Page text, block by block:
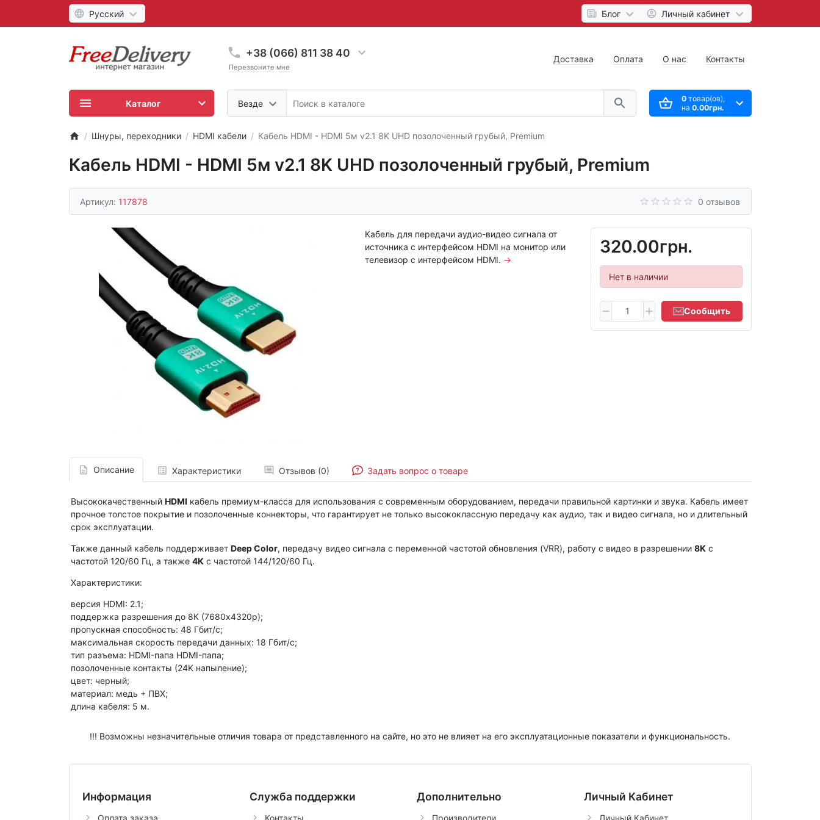
Русский Блог Личный кабинет
+38 (066) 811 38 40
Перезвоните мне
Везде
Доставка Оплата О нас Контакты
0товар(ов),
на 0.00грн.
Каталог
Шнуры, переходники HDMI кабели Кабель HDMI - HDMI 5м v2.1 8K UHD позолоченный грубый, Premium
Кабель HDMI - HDMI 5м v2.1 8K UHD позолоченный грубый, Premium
Артикул: 117878 0 отзывов
320.00грн.
Нет в наличии
Сообщить
Кабель для передачи аудио-видео сигнала от
источника с интерфейсом HDMI на монитор или
телевизор с интерфейсом HDMI. →
Описание Характеристики Отзывов (0) Задать вопрос о товаре
Высококачественный HDMI кабель премиум-класса для использования с современным оборудованием, передачи правильной картинки и звука. Кабель имеет
прочное толстое покрытие и позолоченные коннекторы, что гарантирует не только высококлассную передачу как аудио, так и видео сигнала, но и длительный
срок эксплуатации.
Также данный кабель поддерживает Deep Color, передачу видео сигнала с переменной частотой обновления (VRR), работу с видео в разрешении 8К с
частотой 120/60 Гц, а также 4К с частотой 144/120/60 Гц.
Характеристики:
версия HDMI: 2.1;
поддержка разрешения до 8К (7680х4320р);
пропускная способность: 48 Гбит/с;
максимальная скорость передачи данных: 18 Гбит/с;
тип разъема: HDMI-папа HDMI-папа;
позолоченные контакты (24K напыление);
цвет: черный;
материал: медь + ПВХ;
длина кабеля: 5 м.
!!! Возможны незначительные отличия товара от представленного на сайте, но это не влияет на его эксплуатационные показатели и функциональность.
Информация
Оплата заказа
Служба поддержки
Контакты
Дополнительно
Производители
Личный Кабинет
Личный Кабинет